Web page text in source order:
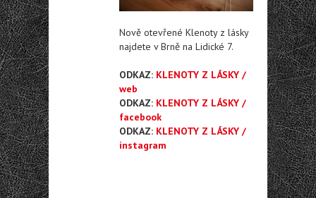
Nově otevřené Klenoty z lásky
najdete v Brně na Lidické 7.
ODKAZ: KLENOTY Z LÁSKY /
web
ODKAZ: KLENOTY Z LÁSKY /
facebook
ODKAZ: KLENOTY Z LÁSKY /
instagram